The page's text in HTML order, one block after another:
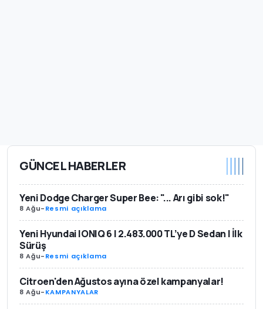
GÜNCEL HABERLER
Yeni Dodge Charger Super Bee: "... Arı gibi sok!"
8 Ağu-Resmi açıklama
Yeni Hyundai IONIQ 6 | 2.483.000 TL’ye D Sedan | İlk
Sürüş
8 Ağu-Resmi açıklama
Citroen'den Ağustos ayına özel kampanyalar!
8 Ağu-KAMPANYALAR